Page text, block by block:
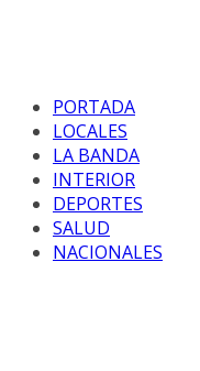
PORTADA
LOCALES
LA BANDA
INTERIOR
DEPORTES
SALUD
NACIONALES